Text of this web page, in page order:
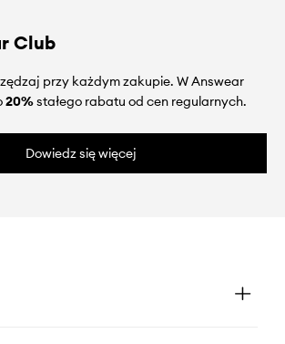
Club
przy każdym zakupie. W Answear
20%stałego rabatu od cen regularnych.
Dowiedz się więcej